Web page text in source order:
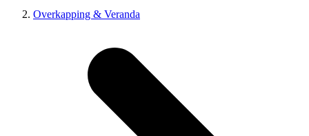
Overkapping & Veranda